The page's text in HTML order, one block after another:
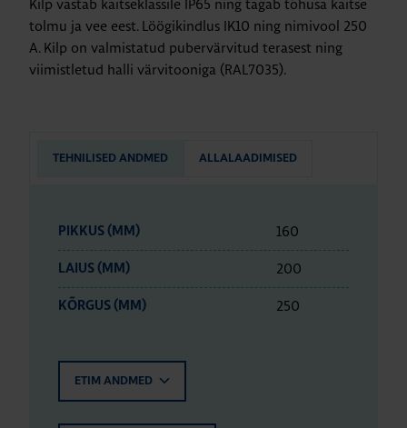
Kilp vastab kaitseklassile IP65 ning tagab tõhusa kaitse
tolmu ja vee eest. Löögikindlus IK10 ning nimivool 250
A. Kilp on valmistatud pubervärvitud terasest ning
viimistletud halli värvitooniga (RAL7035).
TEHNILISED ANDMED ALLALAADIMISED
PIKKUS (MM) 160
LAIUS (MM) 200
KÕRGUS (MM) 250
ETIM ANDMED